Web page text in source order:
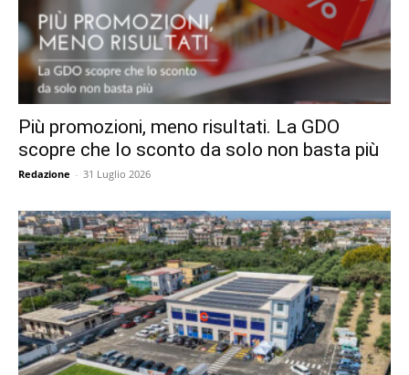
Più promozioni, meno risultati. La GDO
scopre che lo sconto da solo non basta più
Redazione - 31 Luglio 2026